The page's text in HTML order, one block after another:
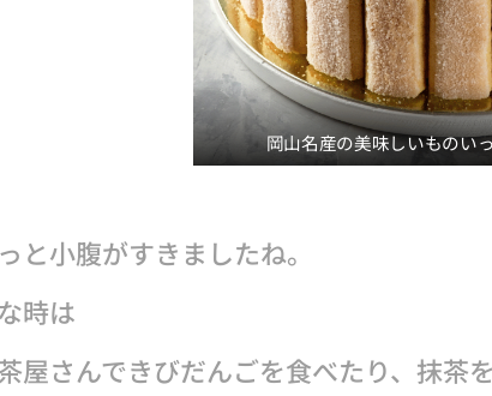
岡山名産の美味しいものい
と小腹がすきましたね。
時は
屋さんできびだんごを食べたり、抹